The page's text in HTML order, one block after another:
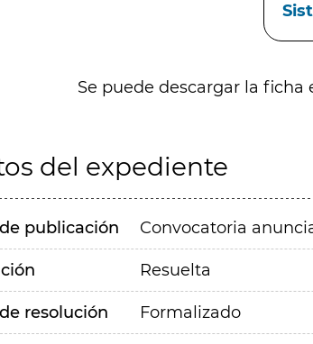
Se puede descargar la ficha
del expediente
publicación Convocatoria
Resuelta
resolución Formalizado